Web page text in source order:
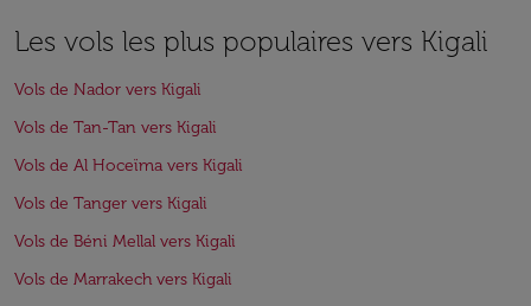
Les vols les plus populaires vers Kigali
Vols de Nador vers Kigali
Vols de Tan-Tan vers Kigali
Vols de Al Hoceïma vers Kigali
Vols de Tanger vers Kigali
Vols de Béni Mellal vers Kigali
Vols de Marrakech vers Kigali